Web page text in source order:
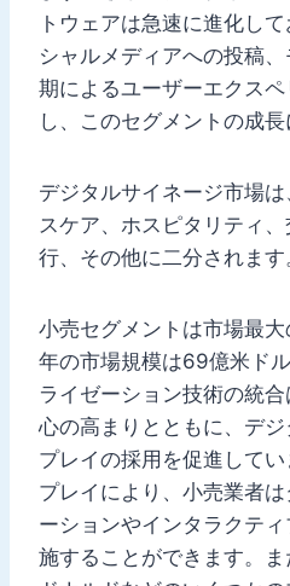
トウェアは急速に進化し
シャルメディアへの投稿
期によるユーザーエクス
し、このセグメントの成長
デジタルサイネージ市場
スケア、ホスピタリティ
行、その他に二分されます
小売セグメントは市場最
年の市場規模は69億米ド
ライゼーション技術の統
心の高まりとともに、デ
プレイの採用を促進して
プレイにより、小売業者
ーションやインタラクテ
施することができます。